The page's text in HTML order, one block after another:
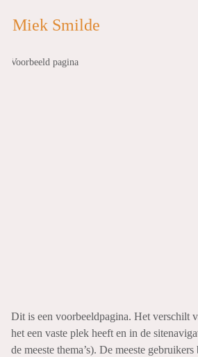
Miek Smilde
Voorbeeld pagina
Dit is een voorbeeldpagina. Het verschilt
het een vaste plek heeft en in de
de meeste thema’s). De meeste